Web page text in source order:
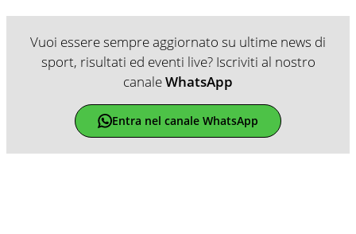
Vuoi essere sempre aggiornato su ultime news di
sport, risultati ed eventi live? Iscriviti al nostro
canaleWhatsApp
Entra nel canale WhatsApp